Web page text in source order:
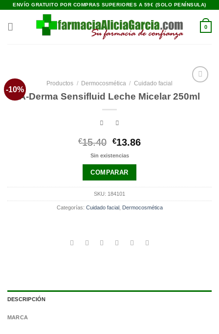
Saltar
contenido
ENVÍO GRATUITO POR COMPRAS SUPERIORES A 59€ (SOLO PENÍNSULA)
0
-10%
a la
Productos / Dermocosmética / Cuidado facial
A-Derma Sensifluid Leche Micelar 250ml
€15.40 El
precio
era:
€15.40.
€13.86El
Sin existencias
COMPARAR
SKU: 184101
Categorías: Cuidado facial Dermocosmética
DESCRIPCIÓN
MARCA